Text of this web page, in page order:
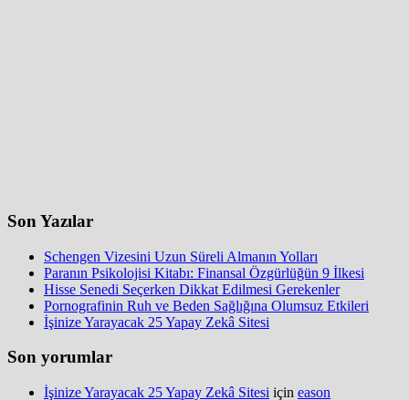
Son Yazılar
Schengen Vizesini Uzun Süreli Almanın Yolları
Paranın Psikolojisi Kitabı: Finansal Özgürlüğün 9 İlkesi
Hisse Senedi Seçerken Dikkat Edilmesi Gerekenler
Pornografinin Ruh ve Beden Sağlığına Olumsuz Etkileri
İşinize Yarayacak 25 Yapay Zekâ Sitesi
Son yorumlar
İşinize Yarayacak 25 Yapay Zekâ Sitesi için eason